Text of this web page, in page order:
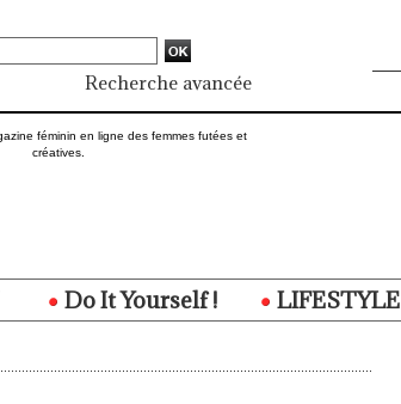
Recherche avancée
Do It Yourself ! LIFESTYLE